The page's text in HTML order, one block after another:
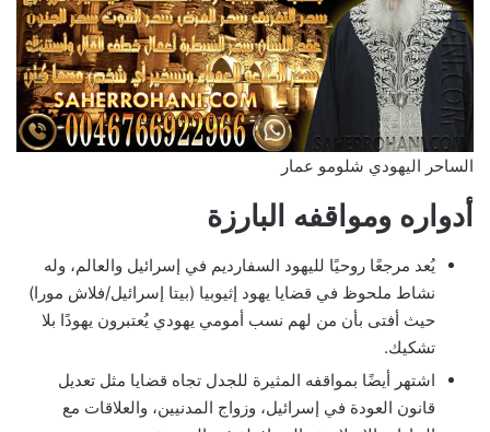
الساحر اليهودي شلومو عمار
أدواره ومواقفه البارزة
يُعد مرجعًا روحيًا لليهود السفارديم في إسرائيل والعالم، وله
نشاط ملحوظ في قضايا يهود إثيوبيا (بيتا إسرائيل/فلاش مورا)
حيث أفتى بأن من لهم نسب أمومي يهودي يُعتبرون يهودًا بلا
تشكيك.
اشتهر أيضًا بمواقفه المثيرة للجدل تجاه قضايا مثل تعديل
قانون العودة في إسرائيل، وزواج المدنيين، والعلاقات مع